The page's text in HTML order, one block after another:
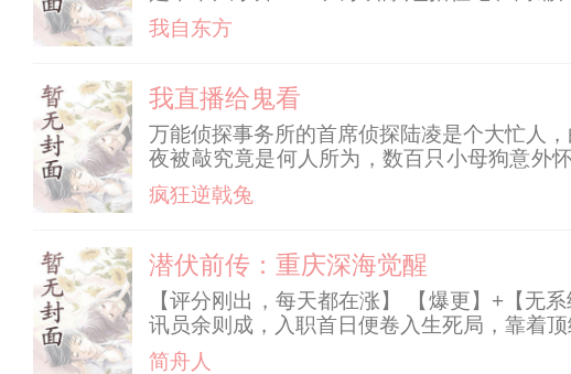
转运。 也许你不信——但，总有一天你会信
我自东方
我直播给鬼看
万能侦探事务所的首席侦探陆凌是个大忙人
夜被敲究竟是何人所为，数百只小母狗意
一些地府鬼魂们的委托任务，比如帮董卓问
以陆凌还在地府里面开了
疯狂逆戟兔
潜伏前传：重庆深海觉醒
【评分刚出，每天都在涨】 【爆更】+【无
讯员余则成，入职首日便卷入生死局，靠着
统王牌蜕变为中共地下党代号 “深海” 的传奇潜
简舟人